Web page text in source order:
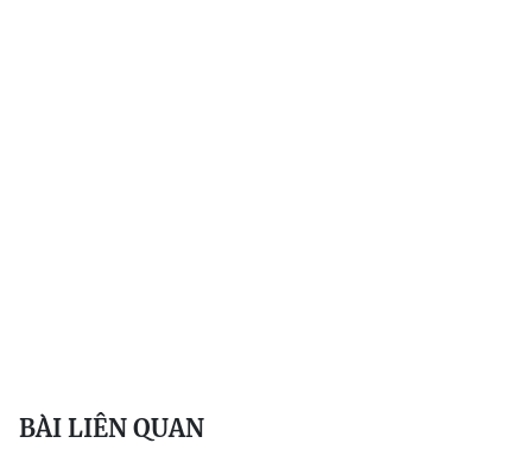
BÀI LIÊN QUAN